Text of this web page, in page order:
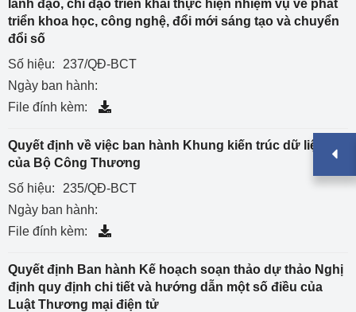
lãnh đạo, chỉ đạo triển khai thực hiện nhiệm vụ về phát
triển khoa học, công nghệ, đổi mới sáng tạo và chuyển
đổi số
Số hiệu:
237/QĐ-BCT
Ngày ban hành:
File đính kèm:
Quyết định về việc ban hành Khung kiến trúc dữ liệu
của Bộ Công Thương
Số hiệu:
235/QĐ-BCT
Ngày ban hành:
File đính kèm:
Quyết định Ban hành Kế hoạch soạn thảo dự thảo Nghị
định quy định chi tiết và hướng dẫn một số điều của
Luật Thương mại điện tử